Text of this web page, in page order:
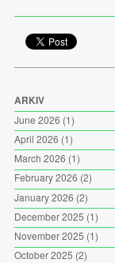
ARKIV
June 2026 (1)
April 2026 (1)
March 2026 (1)
February 2026 (2)
January 2026 (2)
December 2025 (1)
November 2025 (1)
October 2025 (2)